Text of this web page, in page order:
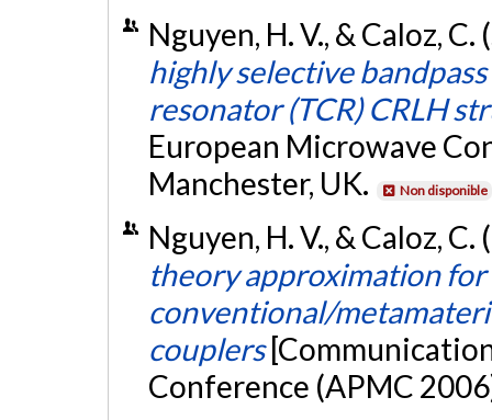
Nguyen, H. V., & Caloz,
highly selective
resonator (TCR) CRLH
European Microwave
Manchester, UK.
Non disponible
Nguyen, H. V., & Caloz,
theory approximation
conventional/
couplers
Conference (APMC